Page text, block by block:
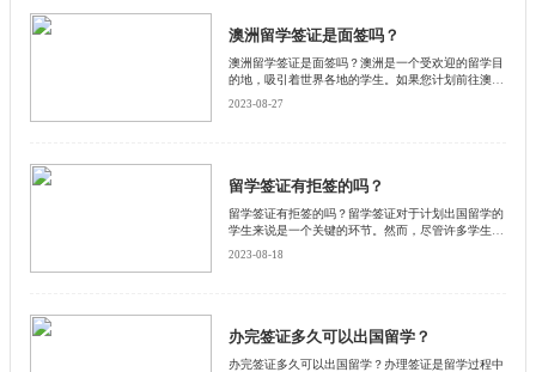
澳洲留学签证是面签吗？
澳洲留学签证是面签吗？澳洲是一个受欢迎的留学目
的地，吸引着世界各地的学生。如果您计划前往澳洲
2023-08-27
留学签证有拒签的吗？
留学签证有拒签的吗？留学签证对于计划出国留学的
学生来说是一个关键的环节。然而，尽管许多学生都
2023-08-18
办完签证多久可以出国留学？
办完签证多久可以出国留学？办理签证是留学过程中